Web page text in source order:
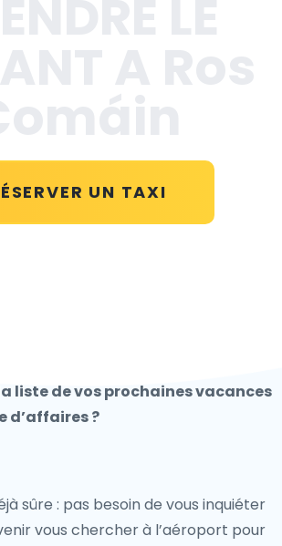
UN TAXI
liste de vos prochaines vacances
d’affaires ?
sûre : pas besoin de vous inquiéter
vous chercher à l’aéroport pour